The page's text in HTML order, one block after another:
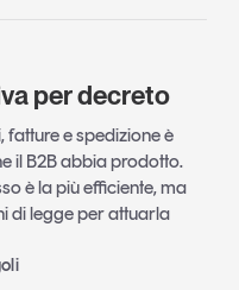
per decreto
fatture e spedizione è
il B2B abbia prodotto.
è la più efficiente, ma
di legge per attuarla